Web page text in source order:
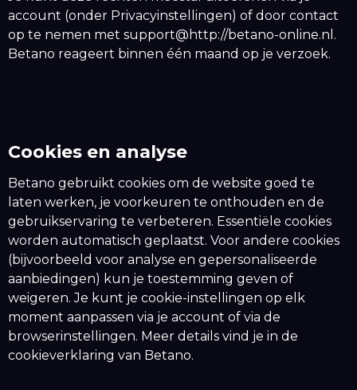
account (onder Privacyinstellingen) of door contact
op te nemen met support@http://betano-online.nl.
Betano reageert binnen één maand op je verzoek.
Cookies en analyse
Betano gebruikt cookies om de website goed te
laten werken, je voorkeuren te onthouden en de
gebruikservaring te verbeteren. Essentiële cookies
worden automatisch geplaatst. Voor andere cookies
(bijvoorbeeld voor analyse en gepersonaliseerde
aanbiedingen) kun je toestemming geven of
weigeren. Je kunt je cookie-instellingen op elk
moment aanpassen via je account of via de
browserinstellingen. Meer details vind je in de
cookieverklaring van Betano.